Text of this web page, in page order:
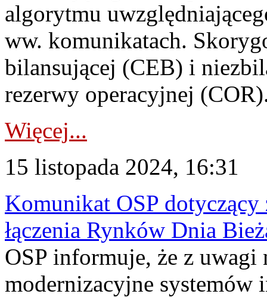
algorytmu
ww. komunikatach.
bilansującej (CEB) i
rezerwy operacyjnej
Więcej...
15 listopada 2024, 16:31
Komunikat OSP dotyczący
łączenia Rynków Dnia
OSP informuje, że z uwagi
modernizacyjne systemów